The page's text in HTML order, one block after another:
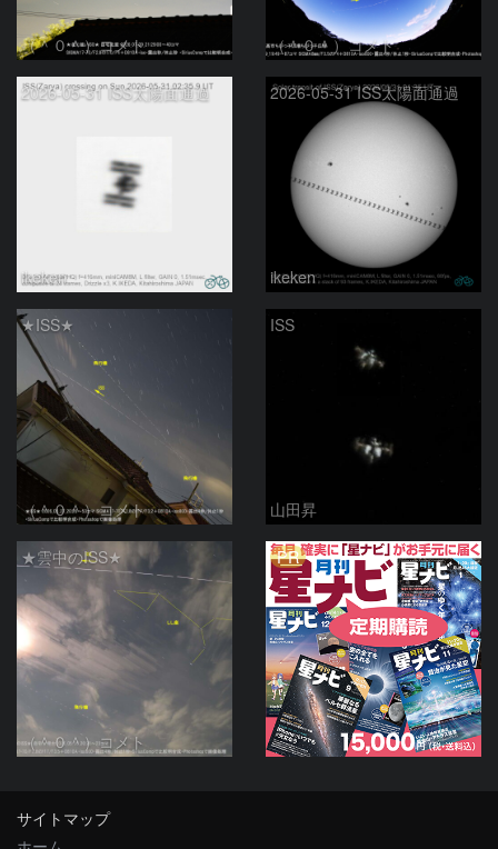
（＾０＾）コメト （＾０＾）コメト
2026-05-31 ISS太陽面通過
ikeken
2026-05-31 ISS太陽面通過
ikeken
★ISS★
（＾０＾）コメト
ISS
山田昇
★雲中のISS★
（＾０＾）コメト
PR
サイトマップ